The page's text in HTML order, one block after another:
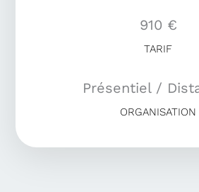
910 €
TARIF
Présentiel /
ORGANISATION